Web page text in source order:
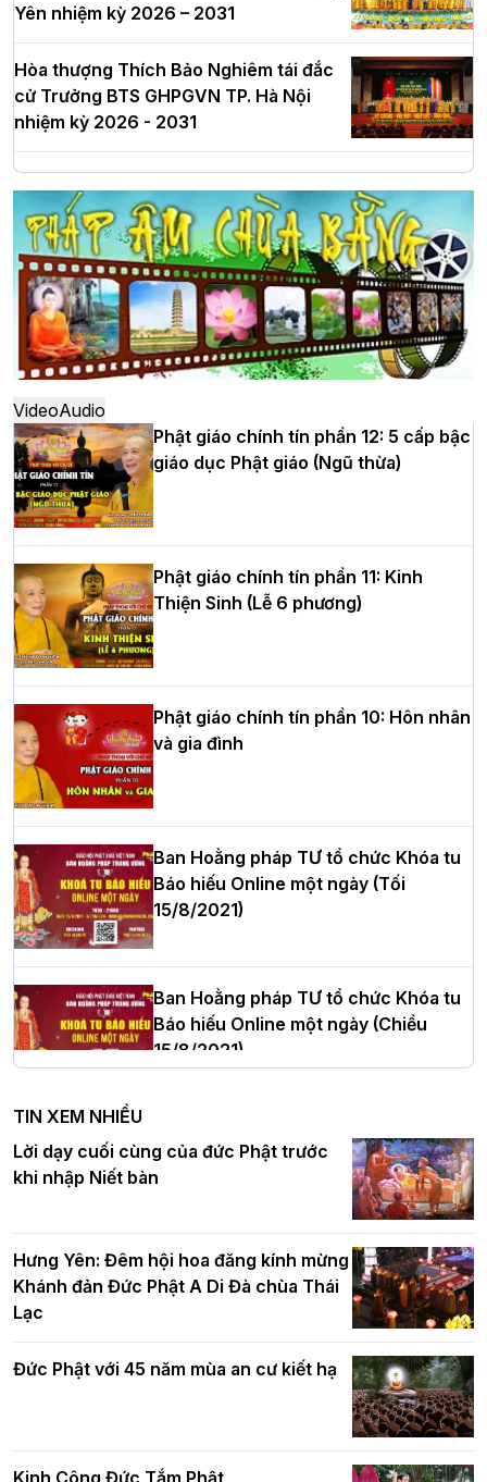
Yên nhiệm kỳ 2026 – 2031
Hòa thượng Thích Bảo Nghiêm tái đắc
cử Trưởng BTS GHPGVN TP. Hà Nội
nhiệm kỳ 2026 - 2031
Hà Nội: Long trọng lễ khởi công xây
dựng Trung tâm văn hóa Phật giáo Thủ
đô
Hà Nội: Ngày tu học cuối cùng khép lại
khóa sinh hoạt Phật pháp mùa hè lần
thứ XIV tại chùa Bằng
Học yêu thương trong ngày tu tập thứ
tư của Khóa sinh hoạt Phật pháp mùa
hè tại chùa Bằng
HT.Thích Thọ Lạc được suy cử làm tân
Trưởng BTS GHPGVN tỉnh Nghệ An
Hòa thượng Thích Quảng Tùng tái đắc
cử Trưởng BTS GHPGVN thành phố Hải
Phòng nhiệm kỳ 2026 – 2031
Thượng tọa Thích Tâm Chính được suy
cử tân Trưởng ban Trị sự GHPGVN tỉnh
Hà Nội: Tăng Ni Trường hạ Bồ Đề trang
nghiêm tác pháp Tiền an cư PL.2570 –
DL.2026
chúc mừng Phật đản BTS GHPGVN TP.
Hà Nội
Hơn 5.000 người tham dự diễu hành,
VideoAudio
Phật giáo chính tín phần 12: 5 cấp bậc
giáo dục Phật giáo (Ngũ thừa)
Phật giáo chính tín phần 11: Kinh
Thiện Sinh (Lễ 6 phương)
Phật giáo chính tín phần 10: Hôn nhân
và gia đình
Ban Hoằng pháp TƯ tổ chức Khóa tu
Báo hiếu Online một ngày (Tối
15/8/2021)
Ban Hoằng pháp TƯ tổ chức Khóa tu
Báo hiếu Online một ngày (Chiều
15/8/2021)
Ban Hoằng pháp TƯ tổ chức Khóa tu
Báo hiếu Online một ngày (Sáng
15/8/2021)
Tinh thần yêu nước của Phật giáo
TIN XEM NHIỀU
Lời dạy cuối cùng của đức Phật trước
khi nhập Niết bàn
Hưng Yên: Đêm hội hoa đăng kính mừng
Khánh đản Đức Phật A Di Đà chùa Thái
Lạc
Đức Phật với 45 năm mùa an cư kiết hạ
Kinh Công Đức Tắm Phật